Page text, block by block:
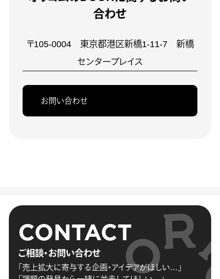
合わせ
〒105-0004 東京都港区新橋1-11-7 新橋
センタープレイス
お問い合わせ
ご相談・お問い合わせ
CONTACT
「売上拡大に寄与する企画・アイデアがほしい…」